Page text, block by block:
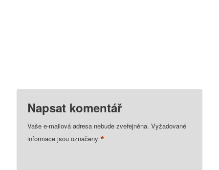
Napsat komentář
Vaše e-mailová adresa nebude zveřejněna. Vyžadované
informace jsou označeny*